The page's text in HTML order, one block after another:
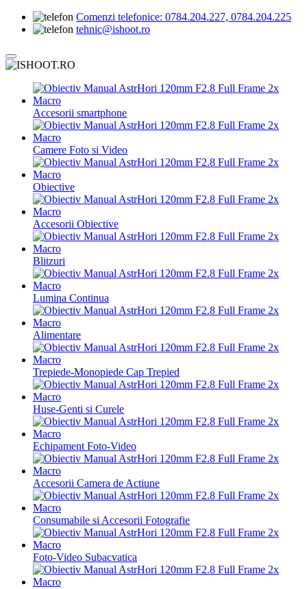
Comenzi telefonice: 0784.204.227, 0784.204.225
tehnic@ishoot.ro
Accesorii smartphone
Camere Foto si Video
Obiective
Accesorii Obiective
Blitzuri
Lumina Continua
Alimentare
Trepiede-Monopiede Cap Trepied
Huse-Genti si Curele
Echipament Foto-Video
Accesorii Camera de Actiune
Consumabile si Accesorii Fotografie
Foto-Video Subacvatica